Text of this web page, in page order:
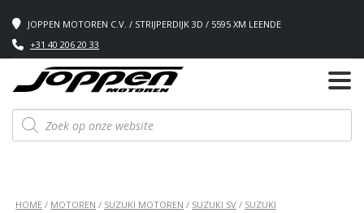
JOPPEN MOTOREN C.V. / STRIJPERDIJK 3D / 5595 XM LEENDE
+31 40 206 20 33
Producten
zoeken
HOME / MOTOREN / SUZUKI MOTOREN / SUZUKI SV / SUZUKI